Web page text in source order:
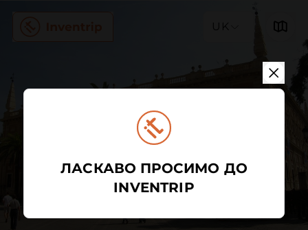
UK
ЛАСКАВО ПРОСИМО ДО
INVENTRIP